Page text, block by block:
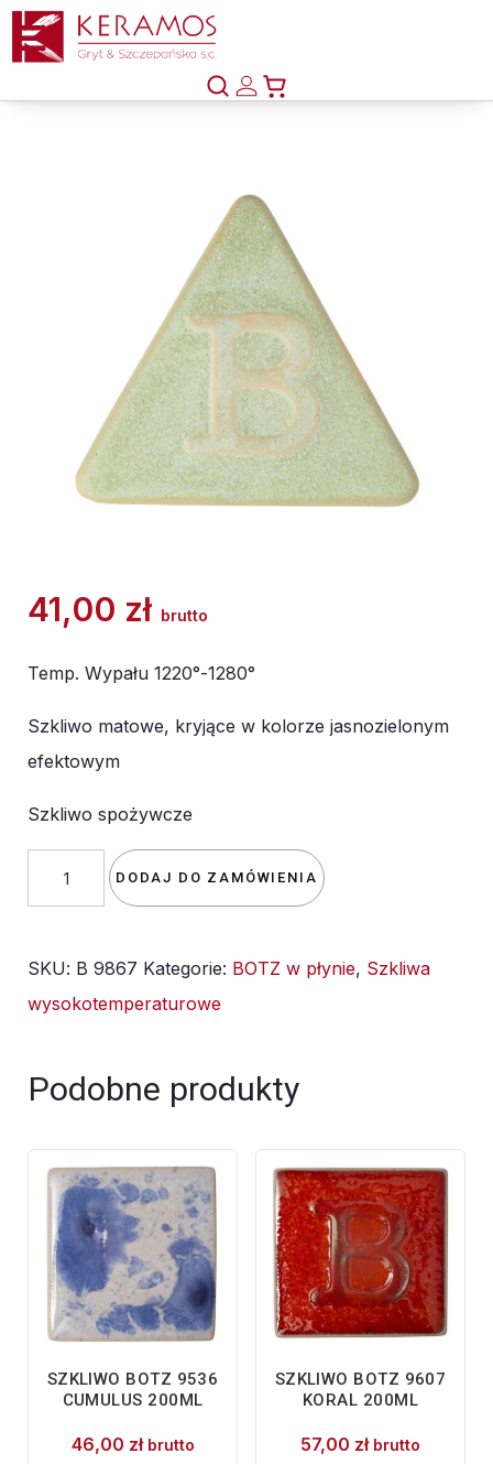
41,00 zł brutto
Temp. Wypału 1220°-1280°
Szkliwo matowe, kryjące w kolorze jasnozielonym
efektowym
Szkliwo spożywcze
Szkliwo
9867
Patyna
DODAJ DO ZAMÓWIENIA
SKU: B 9867 Kategorie: BOTZ w płynie, Szkliwa
wysokotemperaturowe
Podobne produkty
SZKLIWO BOTZ 9536
CUMULUS 200ML
46,00 zł brutto
SZKLIWO BOTZ 9607
KORAL 200ML
57,00 zł brutto